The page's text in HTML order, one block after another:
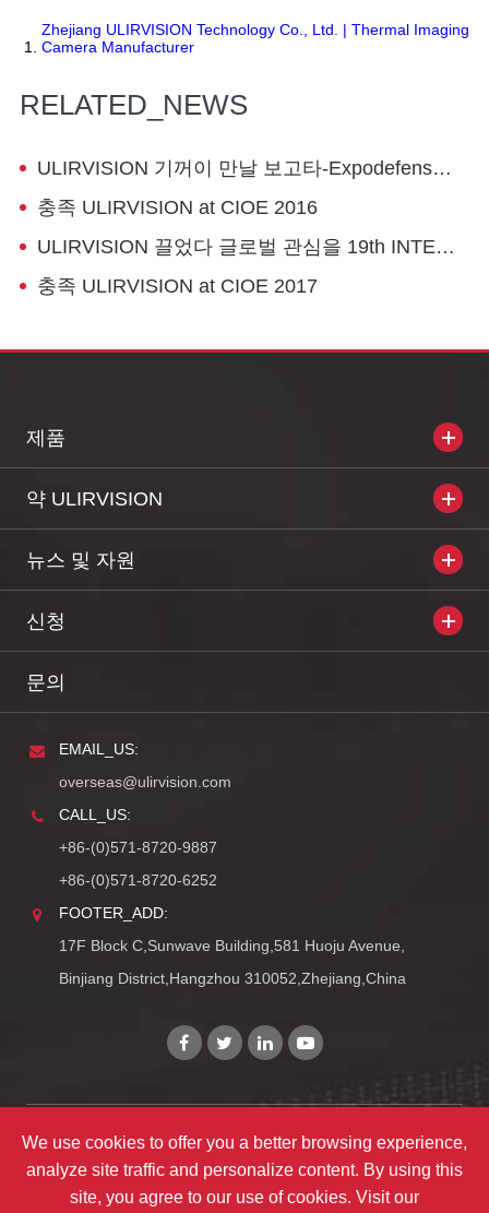
Zhejiang ULIRVISION Technology Co., Ltd. | Thermal Imaging
Camera Manufacturer
RELATED_NEWS
ULIRVISION 기꺼이 만날 보고타-Expodefensa 2015
충족 ULIRVISION at CIOE 2016
ULIRVISION 끌었다 글로벌 관심을 19th INTERPOLITEX 모스크바에서 2015
충족 ULIRVISION at CIOE 2017
제품
약 ULIRVISION
뉴스 및 자원
신청
문의
EMAIL_US:
overseas@ulirvision.com
CALL_US:
+86-(0)571-8720-9887
+86-(0)571-8720-6252
FOOTER_ADD:
17F Block C,Sunwave Building,581 Huoju Avenue,
Binjiang District,Hangzhou 310052,Zhejiang,China
Copyright© Zhejiang ULIRVISION Technology Co., Ltd.
TY_ALL_RIGHTS_RESERVEDS
TY_SITEMAPS | TY_PRIVACY
We use cookies to offer you a better browsing experience,
analyze site traffic and personalize content. By using this
site, you agree to our use of cookies. Visit our